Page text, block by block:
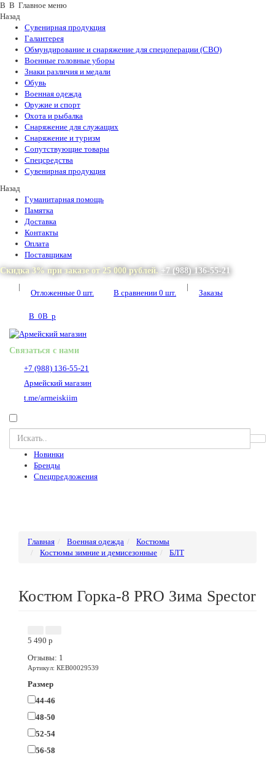
В В Главное меню
Назад
Сувенирная продукция
Галантерея
Обмундирование и снаряжение для спецоперации (СВО)
Военные головные уборы
Знаки различия и медали
Обувь
Военная одежда
Оружие и спорт
Охота и рыбалка
Снаряжение для служащих
Снаряжение и туризм
Сопутствующие товары
Спецсредства
Сувенирная продукция
Назад
Гуманитарная помощь
Памятка
Доставка
Контакты
Оплата
Поставщикам
Скидка 3% при заказе от 25 000 рублей. +7 (988) 136-55-21
|
Отложенные 0 шт. В сравнении 0 шт.
|
Заказы
В 0В p
Связаться с нами
+7 (988) 136-55-21
Армейский магазин
t.me/armeiskiim
Новинки
Бренды
Спецпредложения
Главная Военная одежда
Костюмы
Костюмы зимние и демисезонные
БЛТ
Костюм Горка-8 PRO Зима Speсtor
5 490 p
Отзывы: 1
Артикул: КЕВ00029539
Размер
44-46
48-50
52-54
56-58